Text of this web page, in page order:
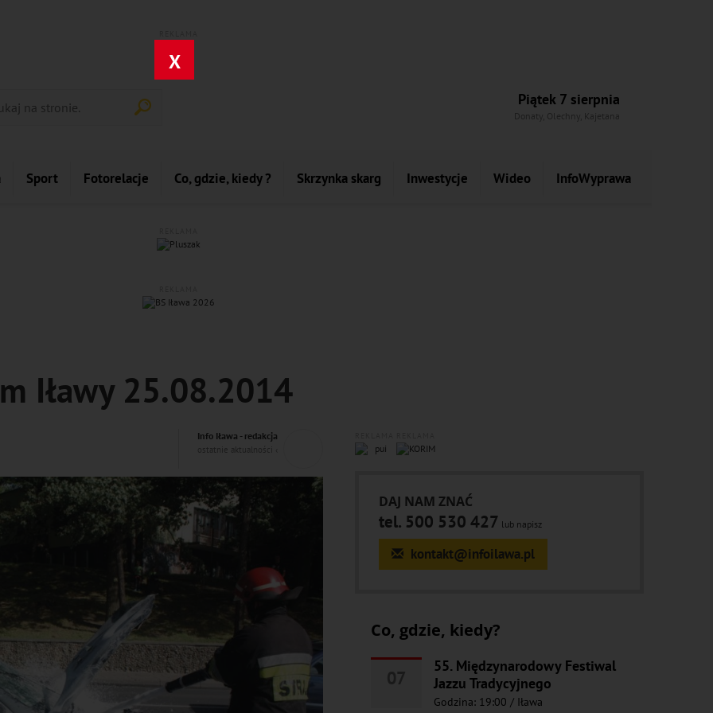
X
Piątek 7 sierpnia
Donaty, Olechny, Kajetana
Sport Fotorelacje Co, gdzie, kiedy ? Skrzynka skarg Inwestycje Wideo InfoWyprawa
Iławy 25.08.2014
Info Iława - redakcja
ostatnie aktualności ‹
DAJ NAM ZNAĆ
tel. 500 530 427 lub napisz
kontakt@infoilawa.pl
Co, gdzie, kiedy?
55. Międzynarodowy Festiwal
Jazzu Tradycyjnego
Godzina: 19:00 / Iława